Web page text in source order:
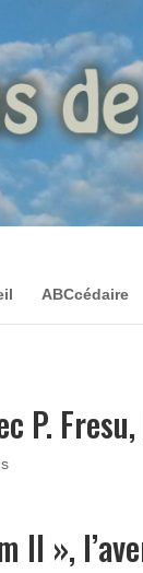
ABCcédaire
P.
II »,